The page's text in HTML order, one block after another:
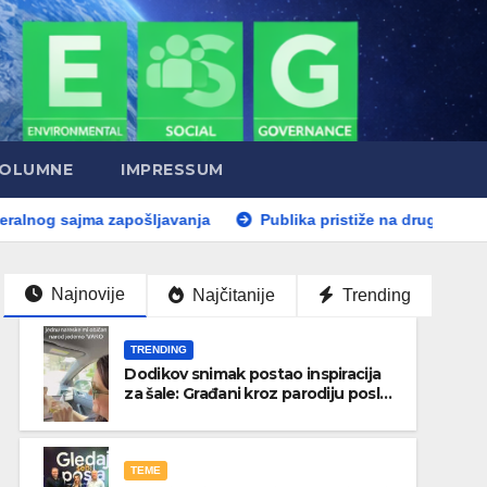
IMPRESSUM
zapošljavanja Publika pristiže na drugi koncert Dine
Najnovije Najčitanije Trending
TRENDING
Dodikov snimak postao inspiracija
za šale: Građani kroz parodiju poslali
TEME